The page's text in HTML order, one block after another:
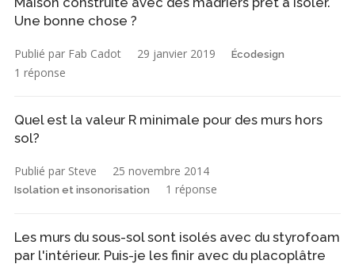
Une bonne chose ?
Publié par Fab Cadot 29 janvier 2019 Écodesign
1 réponse
Quel est la valeur R minimale pour des murs hors
sol?
Publié par Steve 25 novembre 2014
Isolation et insonorisation 1 réponse
Les murs du sous-sol sont isolés avec du styrofoam
par l'intérieur. Puis-je les finir avec du placoplâtre